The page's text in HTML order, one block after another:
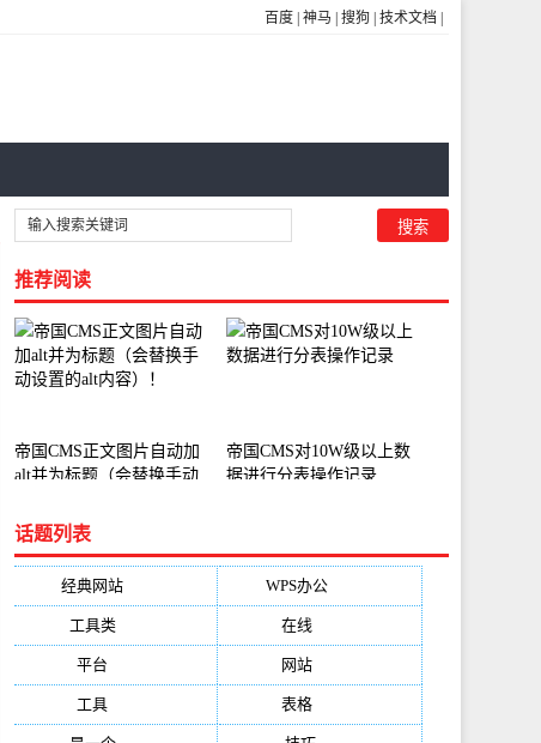
百度 神马 搜狗 技术文档
推荐阅读
帝国CMS正文图片自动加
alt并为标题（会替换手动
帝国CMS对10W级以上数
据进行分表操作记录
话题列表
经典网站 WPS办公(2513)
工具类(1994) 在线(1987)
平台 网站(1170)
工具 表格(1052)